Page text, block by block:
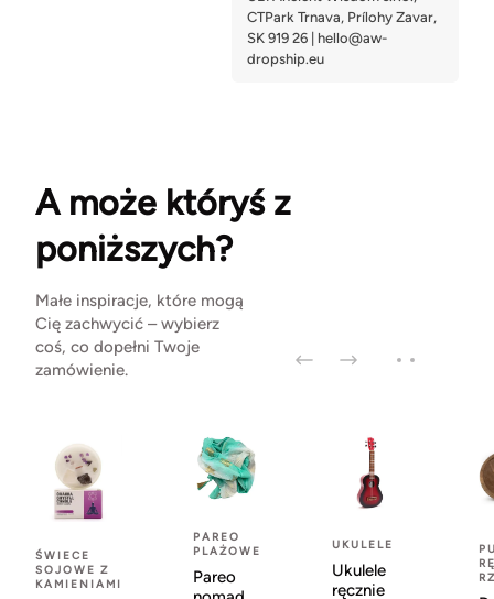
A może któryś z
poniższych?
Małe inspiracje, które mogą
Cię zachwycić – wybierz
coś, co dopełni Twoje
zamówienie.
ŚWIECE
SOJOWE Z
KAMIENIAMI
PAREO
PLAŻOWE
Pareo
UKULELE
Ukulele
ręcznie